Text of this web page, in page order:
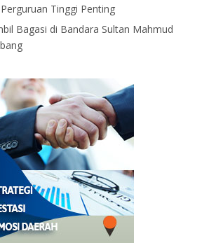
Tinggi Penting
Bagasi di Bandara Sultan Mahmud